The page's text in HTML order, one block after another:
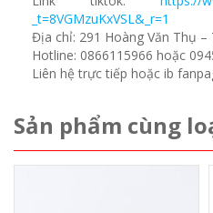
_t=8VGMzuKxVSL&_r=1
Địa chỉ: 291 Hoàng Văn Thụ –
Hotline: 0866115966 hoặc
Liên hệ trực tiếp hoặc ib
Sản phẩm cùng